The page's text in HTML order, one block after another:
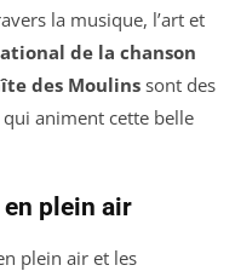
la musique, l’art et
de la chanson
des Moulinssont des
animent cette belle
plein air
plein air et les